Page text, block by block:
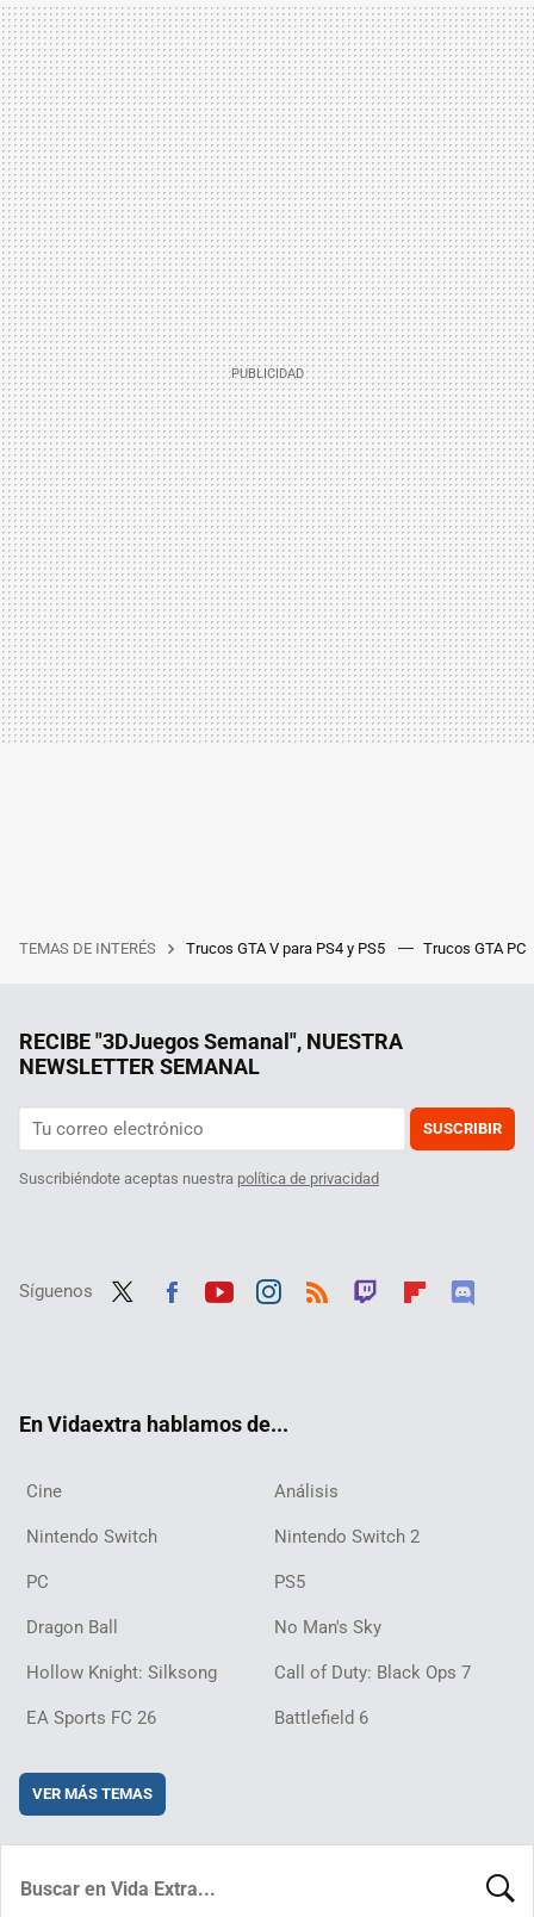
MAIL
TEMAS DE INTERÉS Trucos GTA V para PS4 y PS5 Trucos GTA PC
RECIBE "3DJuegos Semanal", NUESTRA
NEWSLETTER SEMANAL
SUSCRIBIR
Suscribiéndote aceptas nuestra política de privacidad
Síguenos
En Vidaextra hablamos de...
Cine Análisis
Nintendo Switch Nintendo Switch 2
PC PS5
Dragon Ball No Man's Sky
Hollow Knight: Silksong Call of Duty: Black Ops 7
EA Sports FC 26 Battlefield 6
VER MÁS TEMAS